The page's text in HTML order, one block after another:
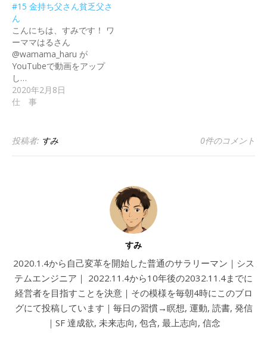
#15 金持ち父さん貧乏父さ
ん
こんにちは、すみです！ ワ
ーママはるさん
@wamama_haru が
YouTubeで動画をアップ
し…
2020年2月8日
仕 事
投稿者: すみ 0件のコメント
すみ
2020.1.4から自己変革を開始した普通のサラリーマン｜シス
テムエンジニア｜ 2022.11.4から10年後の2032.11.4までに
経営者を目指すことを決意｜その模様を毎朝4時にこのブロ
グにて投稿しています｜毎日の習慣→瞑想, 運動, 読書, 発信
｜SF 達成欲, 未来志向, 包含, 最上志向, 信念